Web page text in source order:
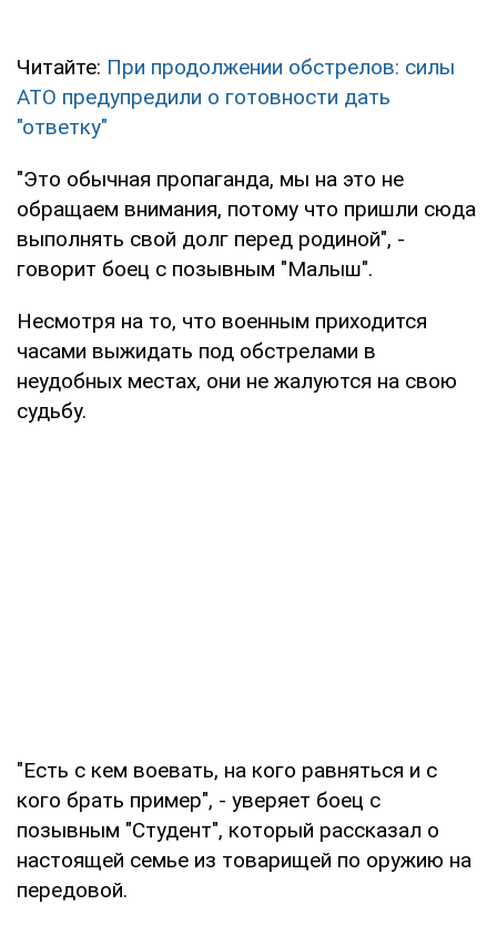
Читайте: При продолжении обстрелов: силы
АТО предупредили о готовности дать
"ответку"
"Это обычная пропаганда, мы на это не
обращаем внимания, потому что пришли сюда
выполнять свой долг перед родиной", -
говорит боец с позывным "Малыш".
Несмотря на то, что военным приходится
часами выжидать под обстрелами в
неудобных местах, они не жалуются на свою
судьбу.
"Есть с кем воевать, на кого равняться и с
кого брать пример", - уверяет боец с
позывным "Студент", который рассказал о
настоящей семье из товарищей по оружию на
передовой.